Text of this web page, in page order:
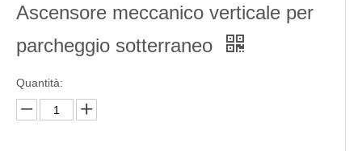
Ascensore meccanico verticale per
parcheggio sotterraneo
Quantità: